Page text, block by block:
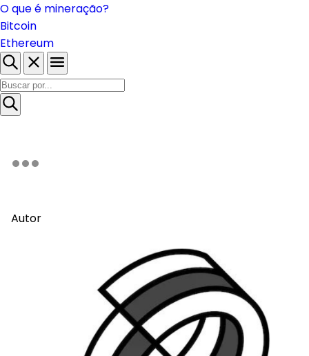
O que é mineração?
Bitcoin
Ethereum
Autor